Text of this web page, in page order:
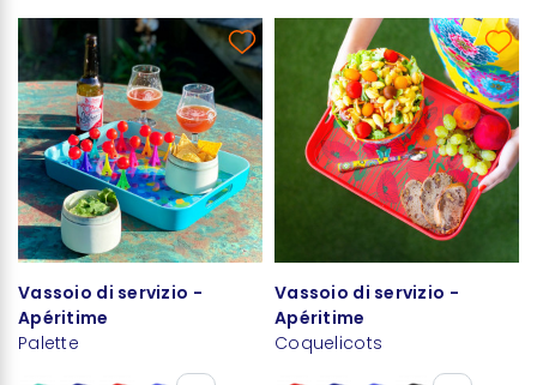
Vassoio di servizio -
Apéritime
Palette
Vassoio di servizio -
Apéritime
Coquelicots